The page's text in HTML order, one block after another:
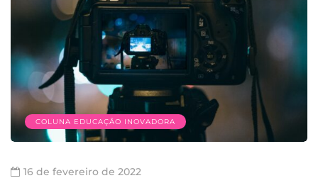
COLUNA EDUCAÇÃO INOVADORA
16 de fevereiro de 2022